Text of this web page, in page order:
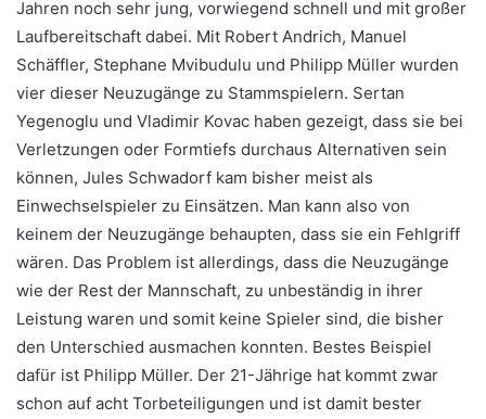
Jahren noch sehr jung, vorwiegend schnell und mit großer
Laufbereitschaft dabei. Mit Robert Andrich, Manuel
Schäffler, Stephane Mvibudulu und Philipp Müller wurden
vier dieser Neuzugänge zu Stammspielern. Sertan
Yegenoglu und Vladimir Kovac haben gezeigt, dass sie bei
Verletzungen oder Formtiefs durchaus Alternativen sein
können, Jules Schwadorf kam bisher meist als
Einwechselspieler zu Einsätzen. Man kann also von
keinem der Neuzugänge behaupten, dass sie ein Fehlgriff
wären. Das Problem ist allerdings, dass die Neuzugänge
wie der Rest der Mannschaft, zu unbeständig in ihrer
Leistung waren und somit keine Spieler sind, die bisher
den Unterschied ausmachen konnten. Bestes Beispiel
dafür ist Philipp Müller. Der 21-Jährige hat kommt zwar
schon auf acht Torbeteiligungen und ist damit bester